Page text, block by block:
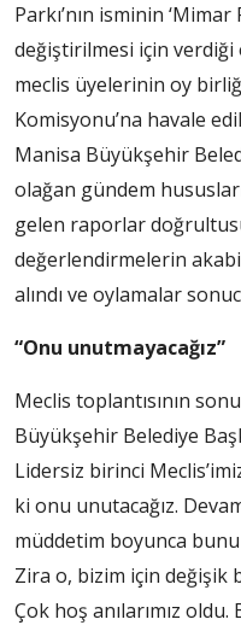
Parkı’nın isminin
değiştirilmesi için
meclis üyelerinin oy
Komisyonu’na havale
Manisa Büyükşehir
olağan gündem
gelen raporlar
değerlendirmelerin
alındı ve oylamalar
“Onu unutmayacağız”
Meclis toplantısının
Büyükşehir Belediye
Lidersiz birinci
ki onu unutacağız.
müddetim boyunca
Zira o, bizim için değişik
Çok hoş anılarımız